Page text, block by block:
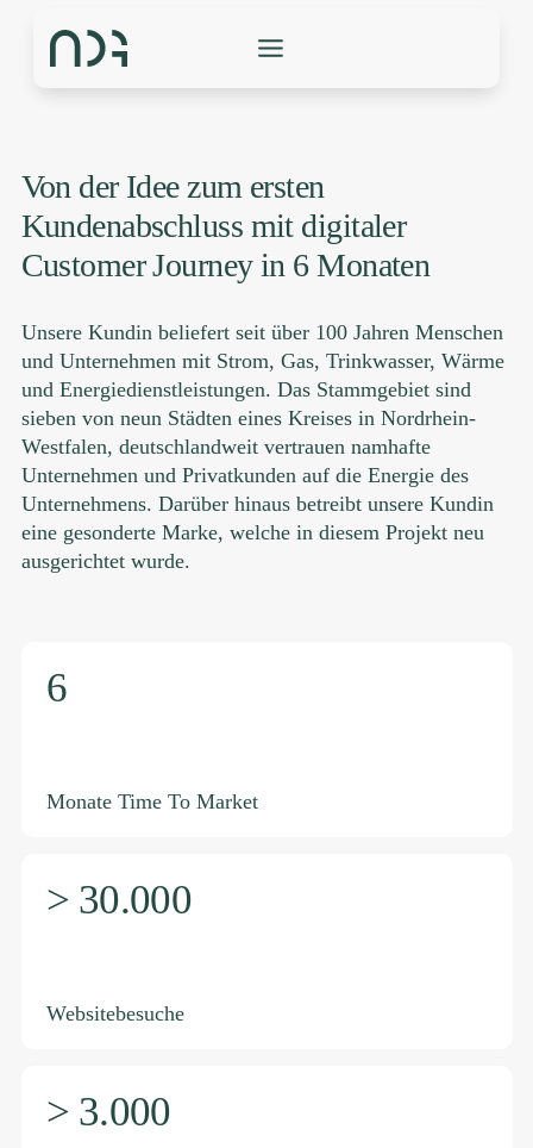
springen
Von der Idee zum ersten
Kundenabschluss mit digitaler
Customer Journey in 6 Monaten
Unsere Kundin beliefert seit über 100 Jahren Menschen
und Unternehmen mit Strom, Gas, Trinkwasser, Wärme
und Energiedienstleistungen. Das Stammgebiet sind
sieben von neun Städten eines Kreises in Nordrhein-
Westfalen, deutschlandweit vertrauen namhafte
Unternehmen und Privatkunden auf die Energie des
Unternehmens. Darüber hinaus betreibt unsere Kundin
eine gesonderte Marke, welche in diesem Projekt neu
ausgerichtet wurde.
6
Monate Time To Market
> 30.000
Websitebesuche
> 3.000